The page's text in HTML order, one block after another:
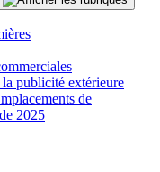
publicité extérieure
de
2025